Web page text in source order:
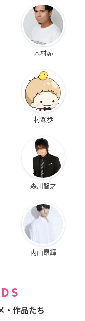
木村昴
村瀬歩
森川智之
内山昂輝
・作品たち